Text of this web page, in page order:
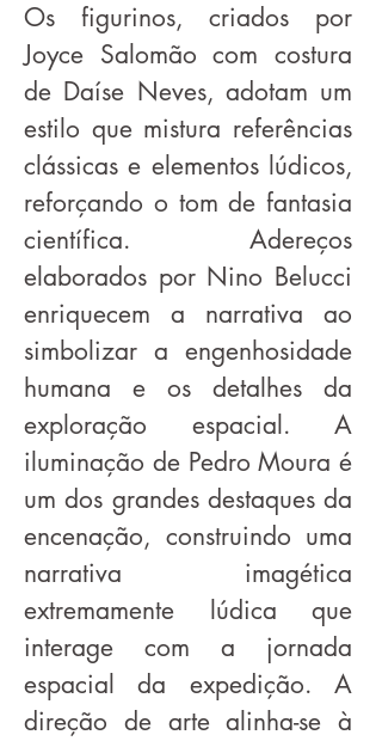
Os figurinos, criados por
Joyce Salomão com costura
de Daíse Neves, adotam um
estilo que mistura referências
clássicas e elementos lúdicos,
reforçando o tom de fantasia
científica. Adereços
elaborados por Nino Belucci
enriquecem a narrativa ao
simbolizar a engenhosidade
humana e os detalhes da
exploração espacial. A
iluminação de Pedro Moura é
um dos grandes destaques da
encenação, construindo uma
narrativa imagética
extremamente lúdica que
interage com a jornada
espacial da expedição. A
direção de arte alinha-se à